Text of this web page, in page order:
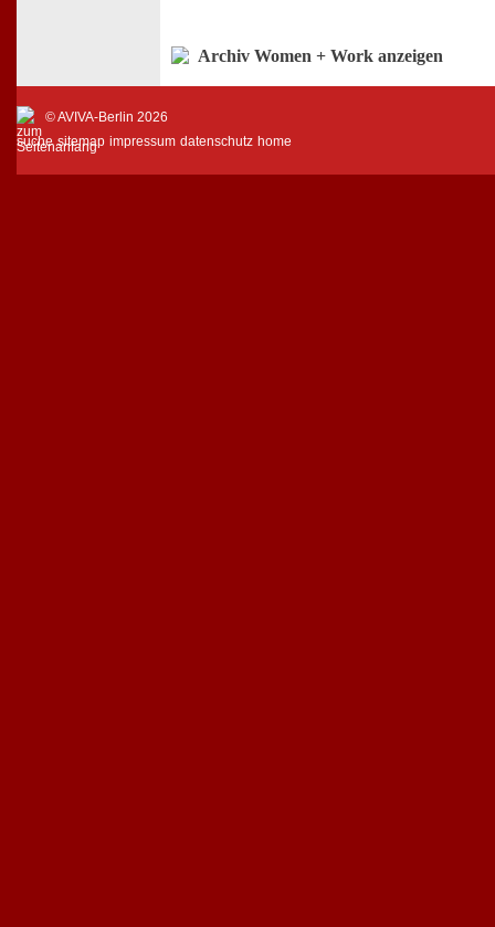
Archiv Women + Work anzeigen
© AVIVA-Berlin 2026
suche sitemap impressum datenschutz home